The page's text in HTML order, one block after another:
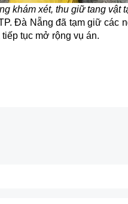
khám xét, thu giữ tang vật
Đà Nẵng đã tạm giữ các
tục mở rộng vụ án.